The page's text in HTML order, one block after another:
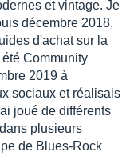
et vintage. Je
décembre 2018,
d'achat sur la
Community
2019 à
sociaux et réalisais
joué de différents
plusieurs
de Blues-Rock